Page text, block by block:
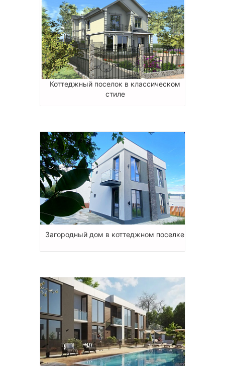
Коттеджный поселок в классическом
стиле
Загородный дом в коттеджном поселке